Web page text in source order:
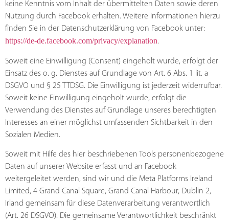
keine Kenntnis vom Inhalt der übermittelten Daten sowie deren
Nutzung durch Facebook erhalten. Weitere Informationen hierzu
finden Sie in der Datenschutzerklärung von Facebook unter:
https://de-de.facebook.com/privacy/explanation.
Soweit eine Einwilligung (Consent) eingeholt wurde, erfolgt der
Einsatz des o. g. Dienstes auf Grundlage von Art. 6 Abs. 1 lit. a
DSGVO und § 25 TTDSG. Die Einwilligung ist jederzeit widerrufbar.
Soweit keine Einwilligung eingeholt wurde, erfolgt die
Verwendung des Dienstes auf Grundlage unseres berechtigten
Interesses an einer möglichst umfassenden Sichtbarkeit in den
Sozialen Medien.
Soweit mit Hilfe des hier beschriebenen Tools personenbezogene
Daten auf unserer Website erfasst und an Facebook
weitergeleitet werden, sind wir und die Meta Platforms Ireland
Limited, 4 Grand Canal Square, Grand Canal Harbour, Dublin 2,
Irland gemeinsam für diese Datenverarbeitung verantwortlich
(Art. 26 DSGVO). Die gemeinsame Verantwortlichkeit beschränkt